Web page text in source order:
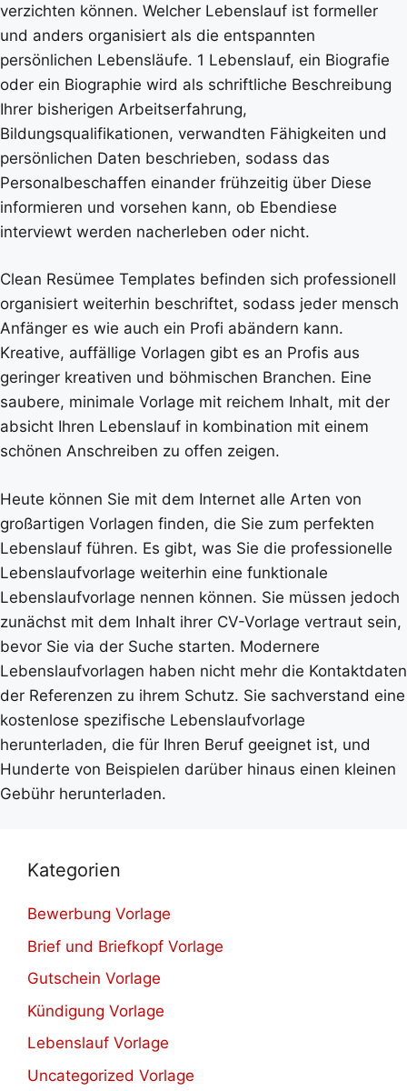
verzichten können. Welcher Lebenslauf ist formeller
und anders organisiert als die entspannten
persönlichen Lebensläufe. 1 Lebenslauf, ein Biografie
oder ein Biographie wird als schriftliche Beschreibung
Ihrer bisherigen Arbeitserfahrung,
Bildungsqualifikationen, verwandten Fähigkeiten und
persönlichen Daten beschrieben, sodass das
Personalbeschaffen einander frühzeitig über Diese
informieren und vorsehen kann, ob Ebendiese
interviewt werden nacherleben oder nicht.
Clean Resümee Templates befinden sich professionell
organisiert weiterhin beschriftet, sodass jeder mensch
Anfänger es wie auch ein Profi abändern kann.
Kreative, auffällige Vorlagen gibt es an Profis aus
geringer kreativen und böhmischen Branchen. Eine
saubere, minimale Vorlage mit reichem Inhalt, mit der
absicht Ihren Lebenslauf in kombination mit einem
schönen Anschreiben zu offen zeigen.
Heute können Sie mit dem Internet alle Arten von
großartigen Vorlagen finden, die Sie zum perfekten
Lebenslauf führen. Es gibt, was Sie die professionelle
Lebenslaufvorlage weiterhin eine funktionale
Lebenslaufvorlage nennen können. Sie müssen jedoch
zunächst mit dem Inhalt ihrer CV-Vorlage vertraut sein,
bevor Sie via der Suche starten. Modernere
Lebenslaufvorlagen haben nicht mehr die Kontaktdaten
der Referenzen zu ihrem Schutz. Sie sachverstand eine
kostenlose spezifische Lebenslaufvorlage
herunterladen, die für Ihren Beruf geeignet ist, und
Hunderte von Beispielen darüber hinaus einen kleinen
Gebühr herunterladen.
Kategorien
Bewerbung Vorlage
Brief und Briefkopf Vorlage
Gutschein Vorlage
Kündigung Vorlage
Lebenslauf Vorlage
Uncategorized Vorlage